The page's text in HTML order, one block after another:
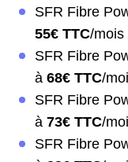
SFR Fibre
55€ TTC/mois
SFR Fibre
à 68€ TTC/
SFR Fibre
à 73€ TTC/
SFR Fibre